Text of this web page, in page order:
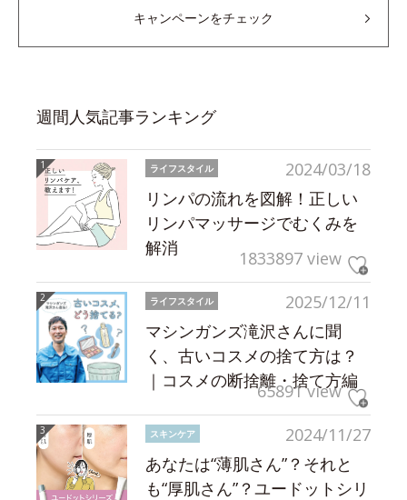
キャンペーンをチェック
週間人気記事ランキング
2024/03/18
ライフスタイル
リンパの流れを図解！正しい
リンパマッサージでむくみを
解消
1833897 view
2025/12/11
ライフスタイル
マシンガンズ滝沢さんに聞
く、古いコスメの捨て方は？
｜コスメの断捨離・捨て方編
65891 view
2024/11/27
スキンケア
あなたは“薄肌さん”？それと
も“厚肌さん”？ユードットシリ